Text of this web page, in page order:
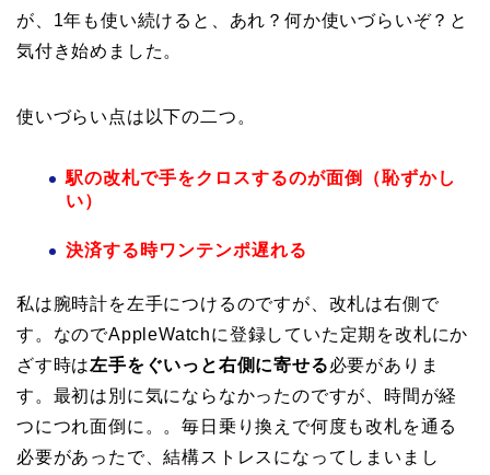
が、1年も使い続けると、あれ？何か使いづらいぞ？と
気付き始めました。
使いづらい点は以下の二つ。
駅の改札で手をクロスするのが面倒（恥ずかし
い）
決済する時ワンテンポ遅れる
私は腕時計を左手につけるのですが、改札は右側で
す。なのでAppleWatchに登録していた定期を改札にか
ざす時は左手をぐいっと右側に寄せる必要がありま
す。最初は別に気にならなかったのですが、時間が経
つにつれ面倒に。。毎日乗り換えで何度も改札を通る
必要があったで、結構ストレスになってしまいまし